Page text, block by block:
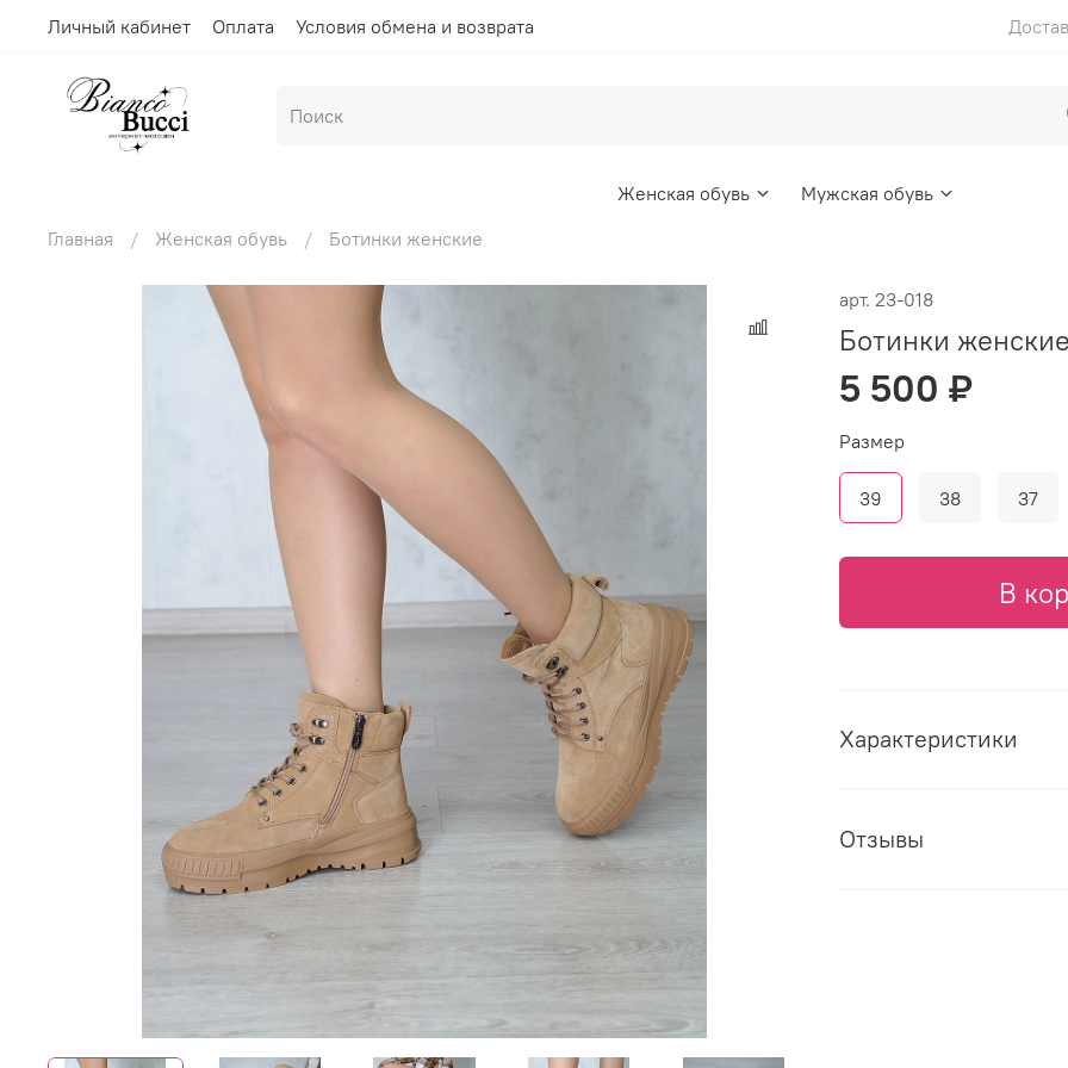
Личный кабинет Оплата Условия обмена и возврата
Женская обувь
Мужская обувь
Главная
Женская обувь Ботинки женские
арт. 23-018
Ботинки
5 500 ₽
В
Размер
39 38 37
Характеристики
Отзывы